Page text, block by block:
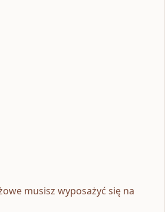
musisz wyposażyć się na